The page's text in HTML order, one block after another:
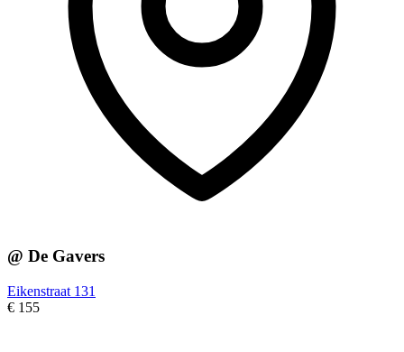
@ De Gavers
Eikenstraat 131
€ 155